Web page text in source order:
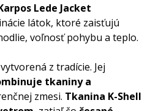
Lede Jacket
látok, ktoré zaisťujú
voľnosť pohybu a teplo.
z tradície. Jej
tkaniny a
zmesi. Tkanina K-Shell